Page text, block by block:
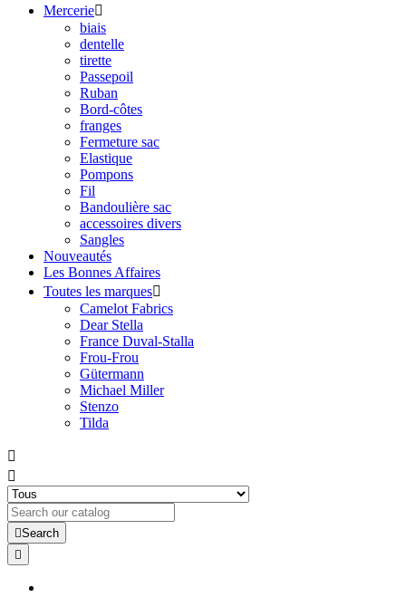
Mercerie
biais
dentelle
tirette
Passepoil
Ruban
Bord-côtes
franges
Fermeture sac
Elastique
Pompons
Fil
Bandoulière sac
accessoires divers
Sangles
Nouveautés
Les Bonnes Affaires
Toutes les marques
Camelot Fabrics
Dear Stella
France Duval-Stalla
Frou-Frou
Gütermann
Michael Miller
Stenzo
Tilda


Search
